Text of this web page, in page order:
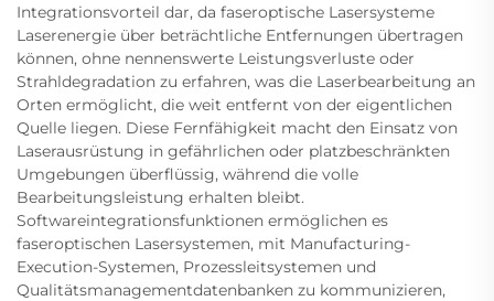
Integrationsvorteil dar, da faseroptische Lasersysteme
Laserenergie über beträchtliche Entfernungen übertragen
können, ohne nennenswerte Leistungsverluste oder
Strahldegradation zu erfahren, was die Laserbearbeitung an
Orten ermöglicht, die weit entfernt von der eigentlichen
Quelle liegen. Diese Fernfähigkeit macht den Einsatz von
Laserausrüstung in gefährlichen oder platzbeschränkten
Umgebungen überflüssig, während die volle
Bearbeitungsleistung erhalten bleibt.
Softwareintegrationsfunktionen ermöglichen es
faseroptischen Lasersystemen, mit Manufacturing-
Execution-Systemen, Prozessleitsystemen und
Qualitätsmanagementdatenbanken zu kommunizieren,